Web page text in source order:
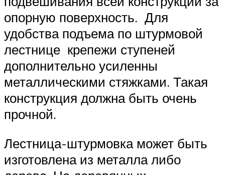
опорную поверхность. Для
удобства подъема по штурмовой
лестнице крепежи ступеней
дополнительно усиленны
металлическими стяжками. Такая
конструкция должна быть очень
прочной.
Лестница-штурмовка может быть
изготовлена из металла либо